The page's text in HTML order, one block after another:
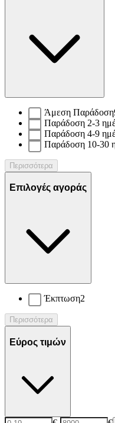
Άμεση Παράδοση
Παράδοση 2-3
Παράδοση 4-9
Παράδοση 10-30
Περισσότερα
Επιλογές αγοράς
Έκπτωση2
Περισσότερα
Εύρος τιμών